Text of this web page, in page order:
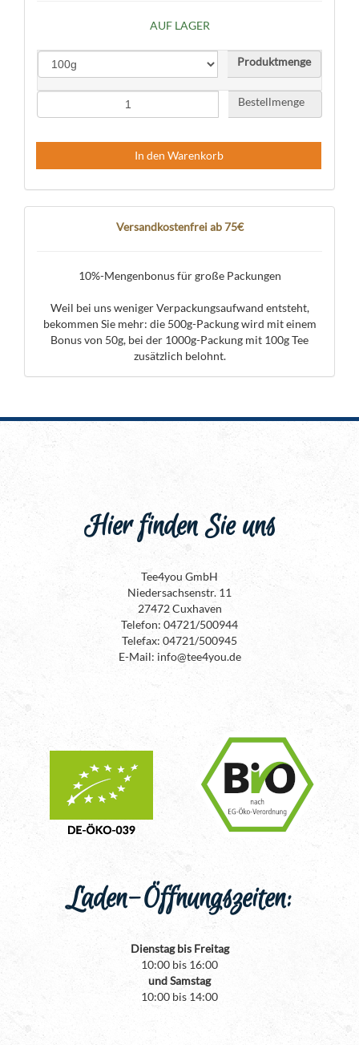
AUF LAGER
Produktmenge
Bestellmenge
In den Warenkorb
Versandkostenfrei ab 75€
10%-Mengenbonus für große Packungen
Weil bei uns weniger Verpackungsaufwand entsteht,
bekommen Sie mehr: die 500g-Packung wird mit einem
Bonus von 50g, bei der 1000g-Packung mit 100g Tee
zusätzlich belohnt.
Hier finden Sie uns
Tee4you GmbH
Niedersachsenstr. 11
27472 Cuxhaven
Telefon: 04721/500944
Telefax: 04721/500945
E-Mail: info@tee4you.de
Laden-Öffnungszeiten:
Dienstag bis Freitag
10:00 bis 16:00
und Samstag
10:00 bis 14:00